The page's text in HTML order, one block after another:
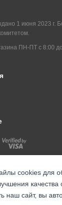
1 июня 2023 г.
ПН-ПТ с 8:00
cookies для
качества
наш сайт, вы